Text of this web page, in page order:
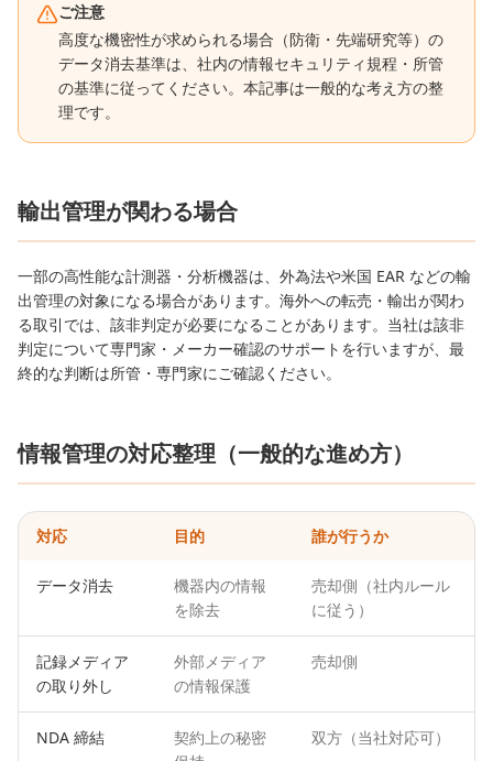
ご注意
高度な機密性が求められる場合（防衛・先端研究等）の
データ消去基準は、社内の情報セキュリティ規程・所管
の基準に従ってください。本記事は一般的な考え方の整
理です。
輸出管理が関わる場合
一部の高性能な計測器・分析機器は、外為法や米国 EAR などの輸
出管理の対象になる場合があります。海外への転売・輸出が関わ
る取引では、該非判定が必要になることがあります。当社は該非
判定について専門家・メーカー確認のサポートを行いますが、最
終的な判断は所管・専門家にご確認ください。
情報管理の対応整理（一般的な進め方）
対応 目的 誰が行うか
データ消去
機器内の情報
を除去
売却側（社内ルール
に従う）
記録メディア
の取り外し
外部メディア
の情報保護
売却側
NDA 締結
契約上の秘密
双方（当社対応可）